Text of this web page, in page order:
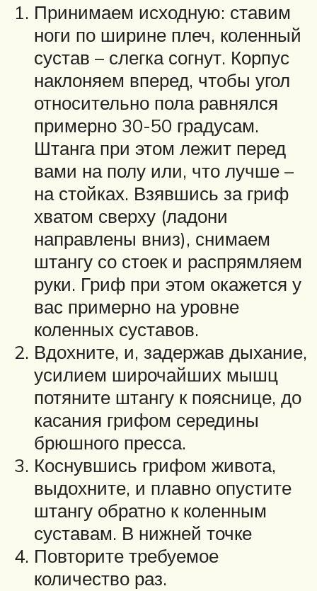
Принимаем исходную: ставим
ноги по ширине плеч, коленный
сустав – слегка согнут. Корпус
наклоняем вперед, чтобы угол
относительно пола равнялся
примерно 30-50 градусам.
Штанга при этом лежит перед
вами на полу или, что лучше –
на стойках. Взявшись за гриф
хватом сверху (ладони
направлены вниз), снимаем
штангу со стоек и распрямляем
руки. Гриф при этом окажется у
вас примерно на уровне
коленных суставов.
Вдохните, и, задержав дыхание,
усилием широчайших мышц
потяните штангу к пояснице, до
касания грифом середины
брюшного пресса.
Коснувшись грифом живота,
выдохните, и плавно опустите
штангу обратно к коленным
суставам. В нижней точке
Повторите требуемое
количество раз.